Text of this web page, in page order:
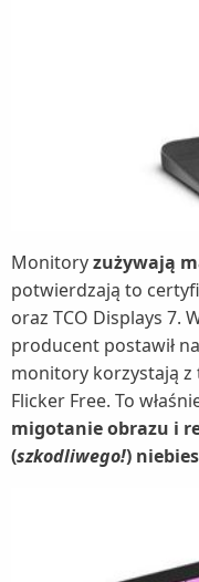
Monitoryzużywają
potwierdzają to
oraz TCO Displays 7.
producent postawił na
monitory korzystają z
Flicker Free. To
migotanie obrazu i
(szkodliwego!)